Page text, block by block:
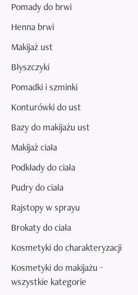
Pomady do brwi
Henna brwi
Makijaż ust
Błyszczyki
Pomadki i szminki
Konturówki do ust
Bazy do makijażu ust
Makijaż ciała
Podkłady do ciała
Pudry do ciała
Rajstopy w sprayu
Brokaty do ciała
Kosmetyki do charakteryzacji
Kosmetyki do makijażu -
wszystkie kategorie